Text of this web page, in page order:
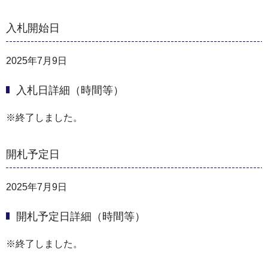
入札開始日
2025年7月9日
入札日詳細（時間等）
※終了しました。
開札予定日
2025年7月9日
開札予定日詳細（時間等）
※終了しました。